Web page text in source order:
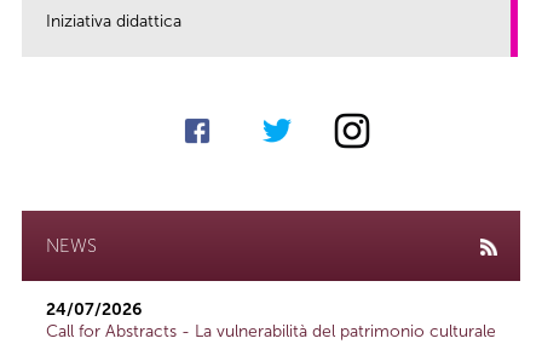
Iniziativa didattica
NEWS
24/07/2026
Call for Abstracts - La vulnerabilità del patrimonio culturale